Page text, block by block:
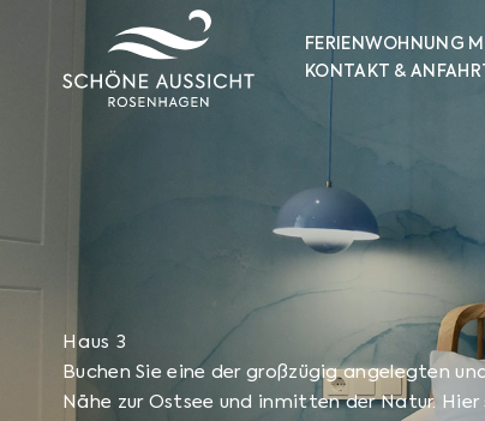
springen
FERIENWOHNUNG
KONTAKT & ANFAHRT
Haus 3
Buchen Sie eine der großzügig angelegten
Nähe zur Ostsee und inmitten der Natur.